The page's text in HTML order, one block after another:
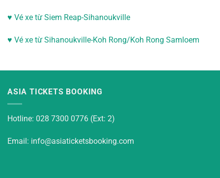
♥ Vé xe từ Siem Reap-Sihanoukville
♥ Vé xe từ Sihanoukville-Koh Rong/Koh Rong Samloem
ASIA TICKETS BOOKING
Hotline: 028 7300 0776 (Ext: 2)
Email: info@asiaticketsbooking.com